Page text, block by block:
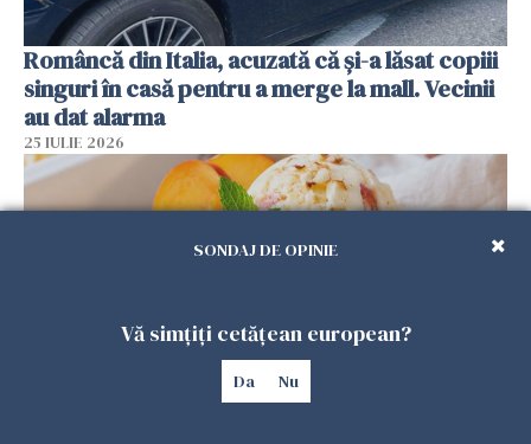
Româncă din Italia, acuzată că și-a lăsat copiii
singuri în casă pentru a merge la mall. Vecinii
au dat alarma
25 IULIE 2026
SONDAJ DE OPINIE
Vă simțiți cetățean european?
Da Nu